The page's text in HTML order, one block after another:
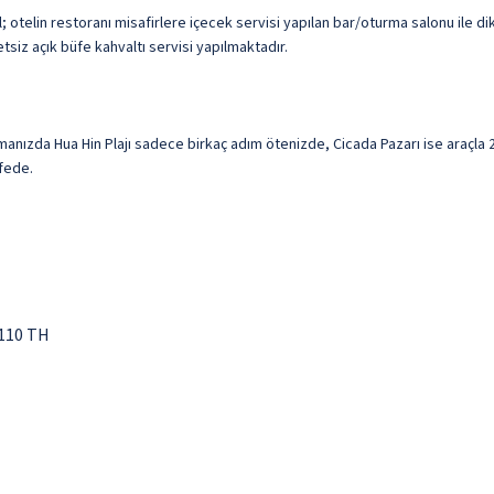
otelin restoranı misafirlere içecek servisi yapılan bar/oturma salonu ile
açık büfe kahvaltı servisi yapılmaktadır.
Hua Hin Plajı sadece birkaç adım ötenizde, Cicada Pazarı ise
TH